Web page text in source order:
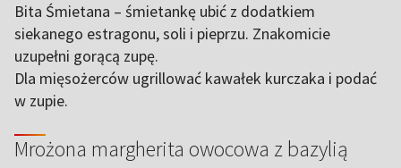
Bita Śmietana – śmietankę ubić z dodatkiem
siekanego estragonu, soli i pieprzu. Znakomicie
uzupełni gorącą zupę.
Dla mięsożerców ugrillować kawałek kurczaka i podać
w zupie.
Mrożona margherita owocowa z bazylią